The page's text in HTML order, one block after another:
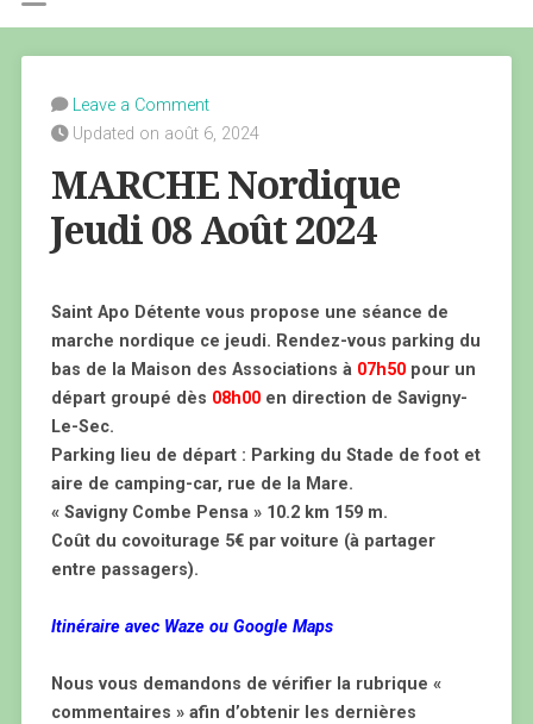
Leave a Comment
Updated on août 6, 2024
MARCHE Nordique
Jeudi 08 Août 2024
Saint Apo Détente vous propose une séance de
marche nordique ce jeudi. Rendez-vous parking du
bas de la Maison des Associations à 07h50pour un
départ groupé dès 08h00en direction de Savigny-
Le-Sec.
Parking lieu de départ : Parking du Stade de foot et
aire de camping-car, rue de la Mare.
« Savigny Combe Pensa » 10.2 km 159 m.
Coût du covoiturage 5€ par voiture (à partager
entre passagers).
Itinéraire avec Waze ou Google Maps
Nous vous demandons de vérifier la rubrique «
commentaires » afin d’obtenir les dernières